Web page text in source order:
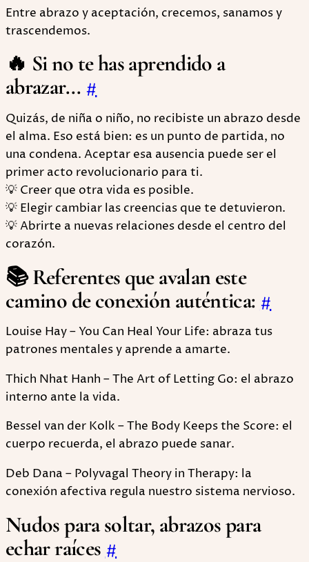
Entre abrazo y aceptación, crecemos, sanamos y
trascendemos.
🔥 Si no te has aprendido a
abrazar... #
Quizás, de niña o niño, no recibiste un abrazo desde
el alma. Eso está bien: es un punto de partida, no
una condena. Aceptar esa ausencia puede ser el
primer acto revolucionario para ti.
💡 Creer que otra vida es posible.
💡 Elegir cambiar las creencias que te detuvieron.
💡 Abrirte a nuevas relaciones desde el centro del
corazón.
📚 Referentes que avalan este
camino de conexión auténtica: #
Louise Hay – You Can Heal Your Life: abraza tus
patrones mentales y aprende a amarte.
Thich Nhat Hanh – The Art of Letting Go: el abrazo
interno ante la vida.
Bessel van der Kolk – The Body Keeps the Score: el
cuerpo recuerda, el abrazo puede sanar.
Deb Dana – Polyvagal Theory in Therapy: la
conexión afectiva regula nuestro sistema nervioso.
Nudos para soltar, abrazos para
echar raíces #